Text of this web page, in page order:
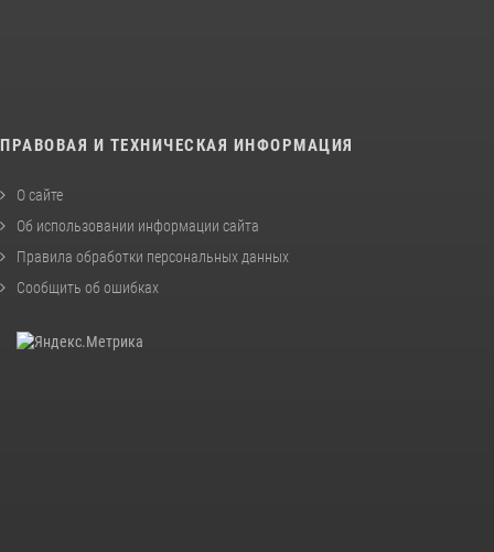
ПРАВОВАЯ И ТЕХНИЧЕСКАЯ ИНФОРМАЦИЯ
О сайте
Об использовании информации сайта
Правила обработки персональных данных
Сообщить об ошибках